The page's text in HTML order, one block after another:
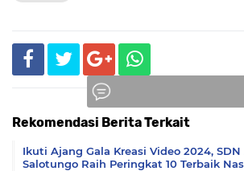
Rekomendasi Berita Terkait
Ikuti Ajang Gala Kreasi Video 2024, SDN
Salotungo Raih Peringkat 10 Terbaik